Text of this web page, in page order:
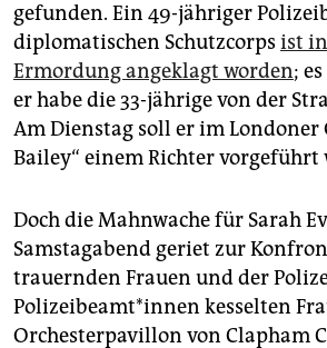
gefunden. Ein 49-jähriger
diplomatischen Schutzcorps ist
Ermordung angeklagt worden;
er habe die 33-jährige von der
Am Dienstag soll er im Londoner
Bailey“ einem Richter vorgeführt
Doch die Mahnwache für Sarah
Samstagabend geriet zur
trauernden Frauen und der
Po­li­zei­be­am­t*in­nen kesselten
Orchesterpavillon von Clapham